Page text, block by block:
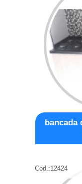
bancada
Cod.:12424